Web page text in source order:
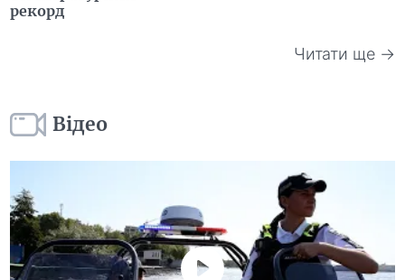
рекорд
Читати ще →
Відео